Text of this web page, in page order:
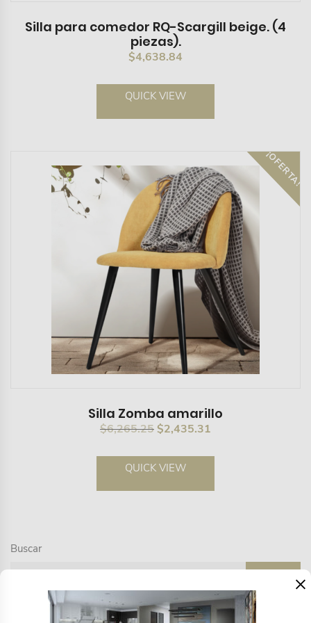
Silla para comedor RQ-Scargill beige. (4
piezas).
$4,638.84
QUICK VIEW
¡OFERTA!
Silla Zomba amarillo
$6,265.25 El
original
$6,265.25.
$2,435.31
$2,435.31.
QUICK VIEW
Buscar
×